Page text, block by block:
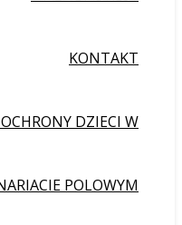
KONTAKT
DZIECI W
POLOWYM